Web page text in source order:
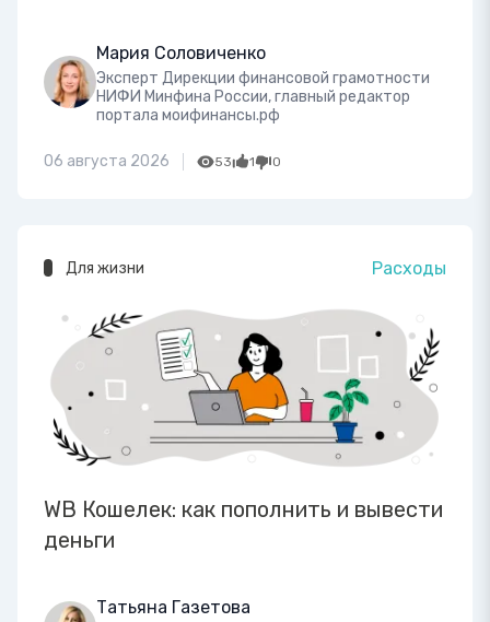
Мария Соловиченко
Эксперт Дирекции финансовой грамотности
НИФИ Минфина России, главный редактор
портала моифинансы.рф
06 августа 2026 53 1 0
Для жизни Расходы
WB Кошелек: как пополнить и вывести
деньги
Татьяна Газетова